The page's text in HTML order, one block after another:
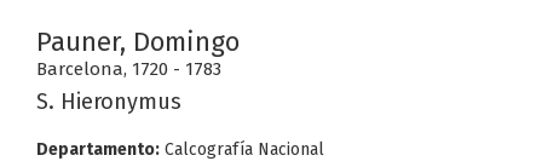
Pauner, Domingo
Barcelona, 1720 - 1783
S. Hieronymus
Departamento: Calcografía Nacional